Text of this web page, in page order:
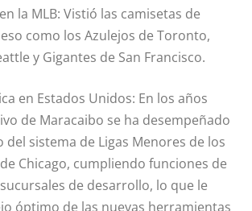
la MLB: Vistió las camisetas de
como los Azulejos de Toronto,
y Gigantes de San Francisco.
en Estados Unidos: En los años
de Maracaibo se ha desempeñado
sistema de Ligas Menores de los
Chicago, cumpliendo funciones de
de desarrollo, lo que le
óptimo de las nuevas herramientas